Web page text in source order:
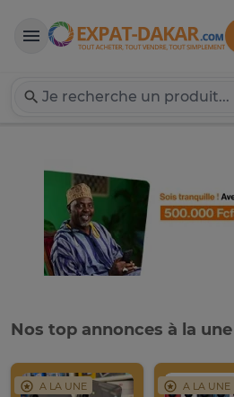
Expat-Dakar
Nos top annonces à la une
A LA UNE A LA UNE